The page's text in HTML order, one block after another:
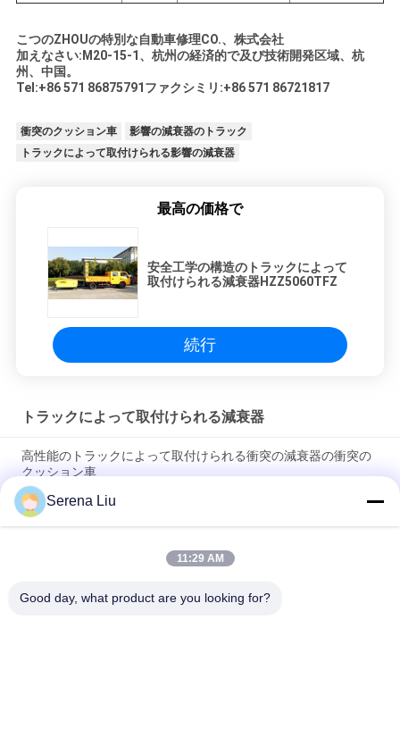
こつのZHOUの特別な自動車修理CO.、株式会社
加えなさい:M20-15-1、杭州の経済的で及び技術開発区域、杭
州、中国。
Tel:+86 571 86875791ファクシミリ:+86 571 86721817
衝突のクッション車
影響の減衰器のトラック
トラックによって取付けられる影響の減衰器
最高の価格で
安全工学の構造のトラックによって
取付けられる減衰器HZZ5060TFZ
続行
トラックによって取付けられる減衰器
高性能のトラックによって取付けられる衝突の減衰器の衝突の
クッション車
トラックによって取付けられる減衰器のトラフィック管理の減
衰器4HK1-TC51エンジンFZ09QL00
安全工学の構造のトラックによって取付けられる減衰器
Serena Liu
11:29 AM
Good day, what product are you looking for?